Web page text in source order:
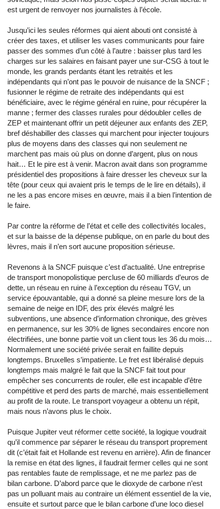
est urgent de renvoyer nos journalistes à l’école.
Jusqu’ici les seules réformes qui aient abouti ont consisté à
créer des taxes, et utiliser les vases communicants pour faire
passer des sommes d’un côté à l’autre : baisser plus tard les
charges sur les salaires en faisant payer une sur-CSG à tout le
monde, les grands perdants étant les retraités et les
indépendants qui n’ont pas le pouvoir de nuisance de la SNCF ;
fusionner le régime de retraite des indépendants qui est
bénéficiaire, avec le régime général en ruine, pour récupérer la
manne ; fermer des classes rurales pour dédoubler celles de
ZEP et maintenant offrir un petit déjeuner aux enfants des ZEP,
bref déshabiller des classes qui marchent pour injecter toujours
plus de moyens dans des classes qui non seulement ne
marchent pas mais où plus on donne d’argent, plus on nous
hait… Et le pire est à venir. Macron avait dans son programme
présidentiel des propositions à faire dresser les cheveux sur la
tête (pour ceux qui avaient pris le temps de le lire en détails), il
ne les a pas encore mises en œuvre, mais il a bien l’intention de
le faire.
Par contre la réforme de l’état et celle des collectivités locales,
et sur la baisse de la dépense publique, on en parle du bout des
lèvres, mais il n’en sort aucune proposition sérieuse.
Revenons à la SNCF puisque c’est d’actualité. Une entreprise
de transport monopolistique percluse de 60 milliards d’euros de
dette, un réseau en ruine à l’exception du réseau TGV, un
service épouvantable, qui a donné sa pleine mesure lors de la
semaine de neige en IDF, des prix élevés malgré les
subventions, une absence d’information chronique, des grèves
en permanence, sur les 30% de lignes secondaires encore non
électrifiées, une bonne partie voit un client tous les 36 du mois…
Normalement une société privée serait en faillite depuis
longtemps. Bruxelles s’impatiente. Le fret est libéralisé depuis
longtemps mais malgré le fait que la SNCF fait tout pour
empêcher ses concurrents de rouler, elle est incapable d’être
compétitive et perd des parts de marché, mais essentiellement
au profit de la route. Le transport voyageur a obtenu un répit,
mais nous n’avons plus le choix.
Puisque Jupiter veut réformer cette société, la logique voudrait
qu’il commence par séparer le réseau du transport proprement
dit (c’était fait et Hollande est revenu en arrière). Afin de financer
la remise en état des lignes, il faudrait fermer celles qui ne sont
pas rentables faute de remplissage, et ne me parlez pas de
bilan carbone. D’abord parce que le dioxyde de carbone n’est
pas un polluant mais au contraire un élément essentiel de la vie,
ensuite et surtout parce que le bilan carbone d’une loco diesel